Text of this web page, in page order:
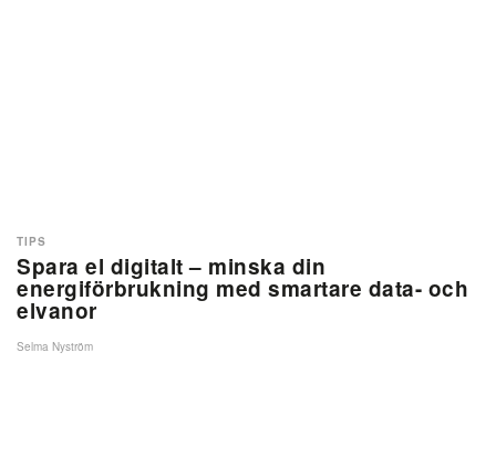
Spara el digitalt – minska din
energiförbrukning med smartare data- och
elvanor
TIPS
Selma Nyström